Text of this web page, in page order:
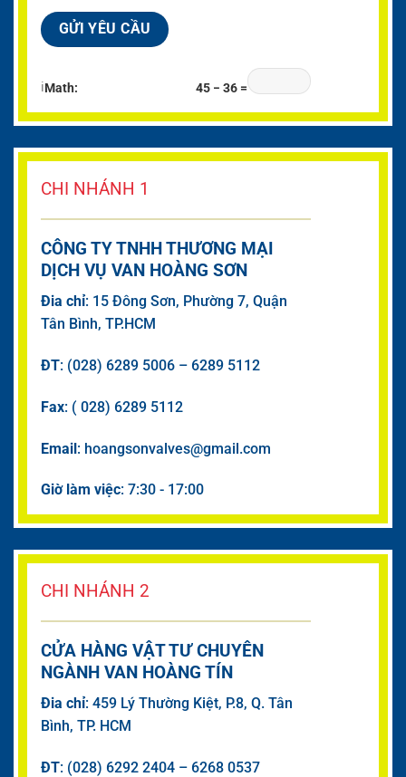
ℹMath: 45 − 36 =
CHI NHÁNH 1
CÔNG TY TNHH THƯƠNG MẠI
DỊCH VỤ VAN HOÀNG SƠN
Đia chỉ: 15 Đông Sơn, Phường 7, Quận
Tân Bình, TP.HCM
ĐT: (028) 6289 5006 – 6289 5112
Fax: ( 028) 6289 5112
Email: hoangsonvalves@gmail.com
Giờ làm việc: 7:30 - 17:00
CHI NHÁNH 2
CỬA HÀNG VẬT TƯ CHUYÊN
NGÀNH VAN HOÀNG TÍN
Đia chỉ: 459 Lý Thường Kiệt, P.8, Q. Tân
Bình, TP. HCM
ĐT: (028) 6292 2404 – 6268 0537